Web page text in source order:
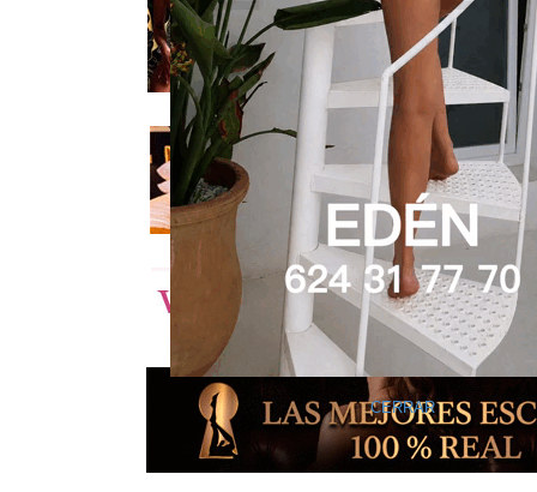
CERRAR